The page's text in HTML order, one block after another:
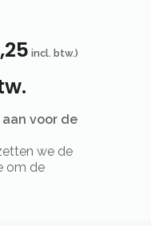
incl. btw.)
voor de
we de
om de